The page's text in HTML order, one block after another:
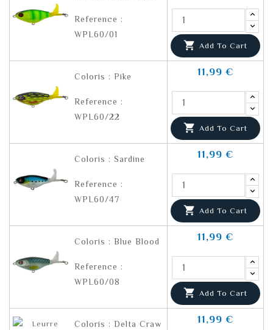
Reference :
WPL60/01
 Add To Cart
Coloris : Pike
Reference :
WPL60/22
11,99 €
 Add To Cart
Coloris : Sardine
Reference :
WPL60/47
11,99 €
 Add To Cart
Coloris : Blue Blood
Reference :
WPL60/08
11,99 €
 Add To Cart
Coloris : Delta Craw 11,99 €